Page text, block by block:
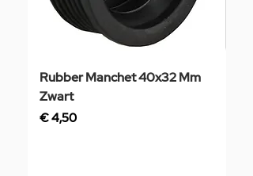
Rubber Manchet 40x32 Mm
Zwart
Prijs
€ 4,50